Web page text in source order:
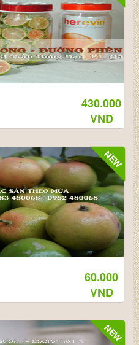
430.000
VND
NEW
60.000
VND
NEW